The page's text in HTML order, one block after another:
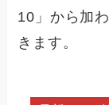
10」から加
きます。